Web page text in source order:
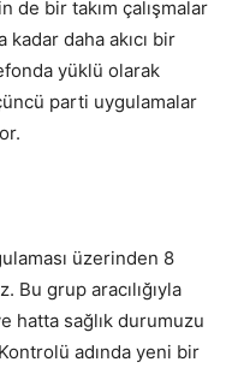
de bir takım çalışmalar
kadar daha akıcı bir
yüklü olarak
parti uygulamalar
üzerinden 8
grup aracılığıyla
hatta sağlık durumuzu
adında yeni bir